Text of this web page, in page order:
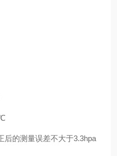
后的测量误差不大于3.3hpa